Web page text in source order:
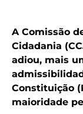
A Comissão
Cidadania
adiou, mais
Constituição
maioridade